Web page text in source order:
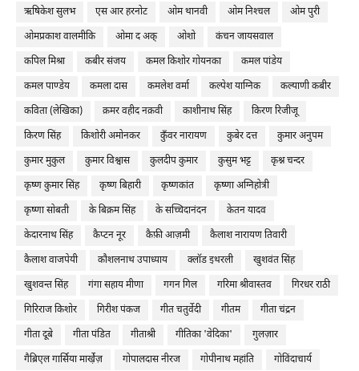
ऋषिकेश सुलभ
एस आर हरनोट ओम थानवी ओम निश्‍चल
ओम पुरी
ओमप्रकाश वालमीकि
ओमा द अक् ओशो
कंचन जायसवाल
कपिल मिश्रा
कबीर संजय कमल किशोर गोयनका
कमल पांडेय
कमल पाण्डेय
कमला दास कमलेश वर्मा कल्पेश याग्निक
कल्याणी कबीर
कविता (लेखिका)
क़मर वहीद नक़वी काशीनाथ सिंह
किरण रिजीजू
किरण सिंह
किशोरी अमोनकर कुँवर नारायण कुबेर दत्त
कुमार अनुपम
कुमार मुकुल
कुमार विश्वास कुलदीप कुमार कुसुम भट्ट
कृश्न चन्दर
कृष्ण कुमार सिंह
कृष्ण बिहारी कृष्णकांत
कृष्णा अग्निहोत्री
कृष्णा सोबती
के बिक्रम सिंह के सच्चिदानंदन
केतन यादव
केदारनाथ सिंह
कैप्टन नूर कैफ़ी आज़मी
कैलाश नारायण तिवारी
कैलाश वाजपेयी
कौशलनाथ उपाध्याय क्लॉड इथरली
खुशवंत सिंह
खुशवन्त सिंह
गंगा सहाय मीणा गगन गिल गरिमा श्रीवास्तव
गिरधर राठी
गिरिराज किशोर
गिरीश पंकज गीत चतुर्वेदी गीतम
गीता चंद्रन
गीता दूबे
गीता पंडित गीताश्री गीतिका 'वेदिका'
गुलज़ार
गैब्रिएल गार्सिया मार्खे़ज़
गोपालदास नीरज गोपीनाथ महांति
गोविंदाचार्य